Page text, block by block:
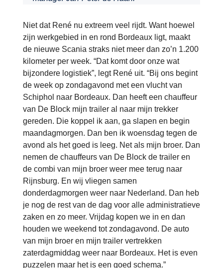
Niet dat René nu extreem veel rijdt. Want hoewel
zijn werkgebied in en rond Bordeaux ligt, maakt
de nieuwe Scania straks niet meer dan zo’n 1.200
kilometer per week. “Dat komt door onze wat
bijzondere logistiek”, legt René uit. “Bij ons begint
de week op zondagavond met een vlucht van
Schiphol naar Bordeaux. Dan heeft een chauffeur
van De Block mijn trailer al naar mijn trekker
gereden. Die koppel ik aan, ga slapen en begin
maandagmorgen. Dan ben ik woensdag tegen de
avond als het goed is leeg. Net als mijn broer. Dan
nemen de chauffeurs van De Block de trailer en
de combi van mijn broer weer mee terug naar
Rijnsburg. En wij vliegen samen
donderdagmorgen weer naar Nederland. Dan heb
je nog de rest van de dag voor alle administratieve
zaken en zo meer. Vrijdag kopen we in en dan
houden we weekend tot zondagavond. De auto
van mijn broer en mijn trailer vertrekken
zaterdagmiddag weer naar Bordeaux. Het is even
puzzelen maar het is een goed schema.”